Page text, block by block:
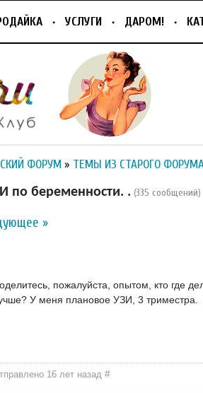
УСЛУГИ ДАРОМ!
ФОРУМ » ТЕМЫ ИЗ СТАРОГО
по беременности. . (335 сообщений)
»
пожалуйста, опытом, кто где
У меня плановое УЗИ, 3 триместра.
16 лет назад#